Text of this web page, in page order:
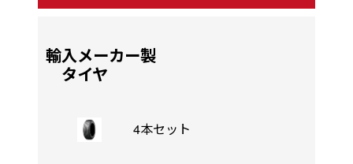
輸入メーカー製
タイヤ
4本セット